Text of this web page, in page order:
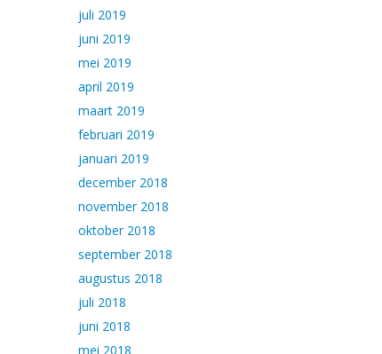
juli 2019
juni 2019
mei 2019
april 2019
maart 2019
februari 2019
januari 2019
december 2018
november 2018
oktober 2018
september 2018
augustus 2018
juli 2018
juni 2018
mei 2018